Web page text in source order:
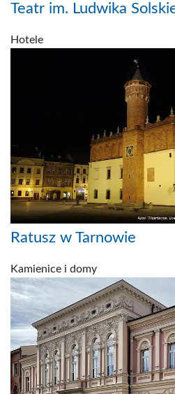
Teatr im. Ludwika
Hotele
Ratusz w Tarnowie
Kamienice i domy